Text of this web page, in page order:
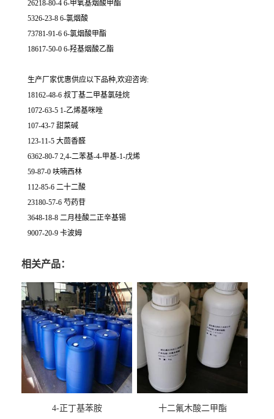
26218-80-4 6-甲氧基烟酸甲酯
5326-23-8 6-氯烟酸
73781-91-6 6-氯烟酸甲酯
18617-50-0 6-羟基烟酸乙酯
生产厂家优惠供应以下品种,欢迎咨询:
18162-48-6 叔丁基二甲基氯硅烷
1072-63-5 1-乙烯基咪唑
107-43-7 甜菜碱
123-11-5 大茴香醛
6362-80-7 2,4-二苯基-4-甲基-1-戊烯
59-87-0 呋喃西林
112-85-6 二十二酸
23180-57-6 芍药苷
3648-18-8 二月桂酸二正辛基锡
9007-20-9 卡波姆
相关产品：
4-正丁基苯胺 十二氟木酸二甲酯